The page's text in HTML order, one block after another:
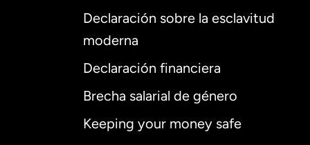
Declaración sobre la esclavitud
moderna
Declaración financiera
Brecha salarial de género
Keeping your money safe
Internacional
Alemania